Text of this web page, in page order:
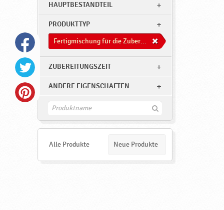
HAUPTBESTANDTEIL
PRODUKTTYP
Fertigmischung für die Zuberitung von Süßwaren
ZUBEREITUNGSZEIT
ANDERE EIGENSCHAFTEN
F
e
Alle Produkte Neue Produkte